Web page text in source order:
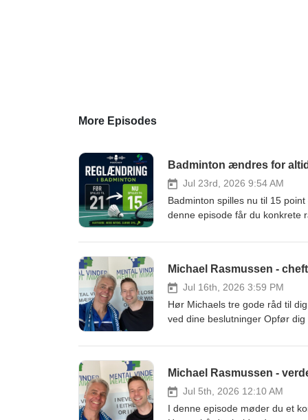
More Episodes
Badminton ændres for
Jul 23rd, 2026 9:54 AM
Badminton spilles nu til 15
denne episode får du konkrete
ekstra meget, og hvilke
træningen, så spillerne er bedst
undersøgt forskellen i
https://www.facebook.com/
% af dine singledueller har
https://
badmintonspillere og trænere
Michael Rasmussen -
Jul 16th, 2026 3:59 PM
Hør Michaels tre gode råd til dig, der gerne vil
ved dine beslutninger Opfør dig pænt overfor
Mental Vinderadfærd. 21.00
Det handler om at være klar fra
mentalt med indførslen af det
Michaels råd til sit yngre jeg
Michael Rasmussen -
Jul 5th, 2026 12:10 AM
I denne episode møder du et